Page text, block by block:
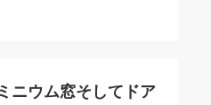
ニウム窓そしてドア